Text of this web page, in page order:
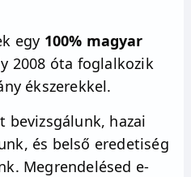
egy 100% magyar
2008 óta foglalkozik
ékszerekkel.
bevizsgálunk, hazai
és belső eredetiség
Megrendelésed e-